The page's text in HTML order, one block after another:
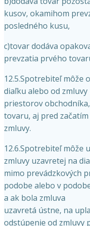
kusov, okamihom
posledného kusu,
c)tovar dodáva
prevzatia prvého
12.5.Spotrebiteľ môže
diaľku alebo od
priestorov
tovaru, aj pred
zmluvy.
12.6.Spotrebiteľ môže
zmluvy uzavretej na
mimo prevádzkových
podobe alebo v
a ak bola zmluva
uzavretá ústne, na
odstúpenie od zmluvy